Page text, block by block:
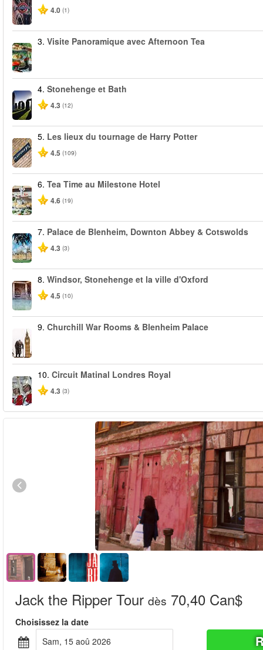
4.0 (1)
3. Visite Panoramique avec Afternoon Tea
4. Stonehenge et Bath
4.3 (12)
5. Les lieux du tournage de Harry Potter
4.5 (109)
6. Tea Time au Milestone Hotel
4.6 (19)
7. Palace de Blenheim, Downton Abbey & Cotswolds
4.3 (3)
8. Windsor, Stonehenge et la ville d'Oxford
4.5 (10)
9. Churchill War Rooms & Blenheim Palace
10. Circuit Matinal Londres Royal
4.3 (3)
Jack the Ripper Tour dès 70,40 Can$
Choisissez la date
sam, 15 aoû 2026